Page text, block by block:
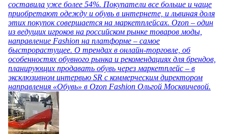
составила уже более 54%. Покупатели все больше и чаще
приобретают одежду и обувь в интернете, и львиная доля
этих покупок совершается на маркетплейсах. Ozon – один
из ведущих игроков на российском рынке товаров моды,
направление Fashion на платформе – самое
быстрорастущее. О трендах в онлайн-торговле, об
особенностях обувного рынка и рекомендациях для брендов,
планирующих продавать обувь через маркетплейс – в
эксклюзивном интервью SR с коммерческим директором
направления «Обувь» в Ozon Fashion Ольгой Москвичевой.